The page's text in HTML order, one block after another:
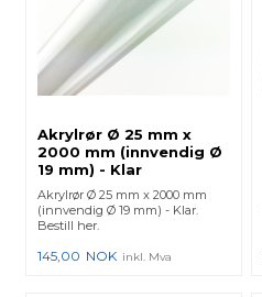
Akrylrør Ø 25 mm x
2000 mm (innvendig Ø
19 mm) - Klar
Akrylrør Ø 25 mm x 2000 mm
(innvendig Ø 19 mm) - Klar.
Bestill her.
145,00 NOK inkl. Mva